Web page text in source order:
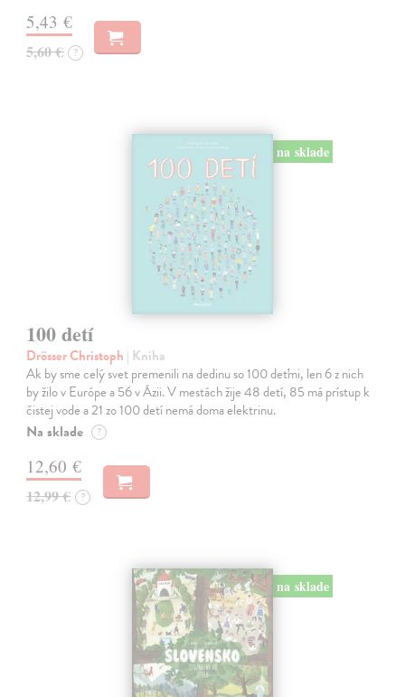
5,43 €
5,60 € ?
na sklade
100 detí
Drösser Christoph | Kniha
Ak by sme celý svet premenili na dedinu so 100 deťmi, len 6 z nich
by žilo v Európe a 56 v Ázii. V mestách žije 48 detí, 85 má prístup k
čistej vode a 21 zo 100 detí nemá doma elektrinu.
Na sklade ?
12,60 €
12,99 € ?
na sklade